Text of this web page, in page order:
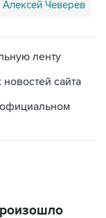
Алексей Чеверев
ленту
сайта